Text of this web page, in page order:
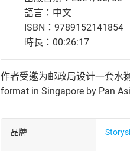
語言：中文
ISBN：9789152141854
時長：00:26:17
作者受邀为邮政局设计一套水
format in Singapore by Pan
品牌